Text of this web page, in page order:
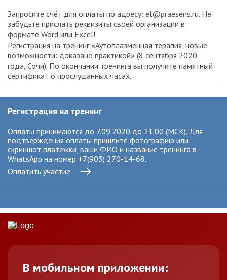
5653). После окончания тренинга участники получат
сертификат РУДН с правом проведения процедур по
интимной контурной пластике.
рублей.
Запросите счёт для оплаты по адресу: el@praesens.ru. Не
забудьте прислать реквизиты своей организации в
формате Word или Excel!
Регистрация на тренинг «Аутоплазменная терапия, новые
возможности: доказано практикой» (8 сентября 2020
года, Сочи). По окончании тренинга вы получите памятный
сертификат о прослушанных часах.
Регистрация на тренинг
Оплаты принимаются до 7.09.2020 до 21.00 (МСК). Для
подтверждения оплаты пришлите фотографию или
скриншот платежки, ваши ФИО и название тренинга в
WhatsАpp на номер +7(903) 270-14-68.
Оплатить участие
В мобильном приложении: